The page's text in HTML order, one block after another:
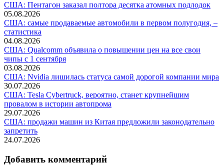
США: Пентагон заказал полтора десятка атомных подлодок
05.08.2026
США: самые продаваемые автомобили в первом полугодия, –
статистика
04.08.2026
США: Qualcomm объявила о повышении цен на все свои
чипы с 1 сентября
03.08.2026
США: Nvidia лишилась статуса самой дорогой компании мира
30.07.2026
США: Tesla Cybertruck, вероятно, станет крупнейшим
провалом в истории автопрома
29.07.2026
США: продажи машин из Китая предложили законодательно
запретить
24.07.2026
Добавить комментарий